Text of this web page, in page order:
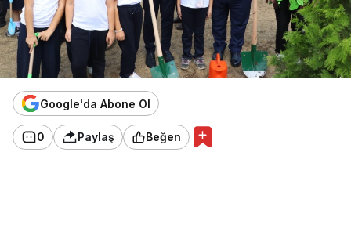
Google'da Abone Ol
0 Paylaş Beğen